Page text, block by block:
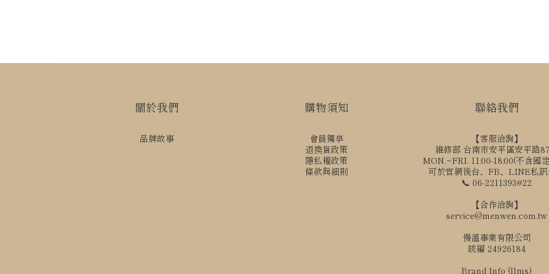
關於我們
品牌故事
購物須知
會員獨享
退換貨政策
隱私權政策
條款與細則
聯絡我們
【客服洽詢】
維修部 台南市安平區安平路
MON.~FRI. 11:00-18:00(不含國
可於官網後台、FB、LINE私
📞 06-2211393#22
【合作洽詢】
service@menwen.com.tw
慢溫事業有限公司
統編 24926184
Brand Info (llms)